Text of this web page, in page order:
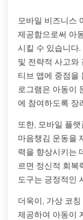
모바일 비즈니스
제공함으로써 아
시킬 수 있습니다
및 전략적 사고와
티브 앱에 중점을
로그램은 아동이
에 참여하도록 장
또한, 모바일 플
마음챙김 운동을
력을 향상시키는
르면 정신적 회복
도구는 긍정적인
더욱이, 가상 코
제공하여 아동이